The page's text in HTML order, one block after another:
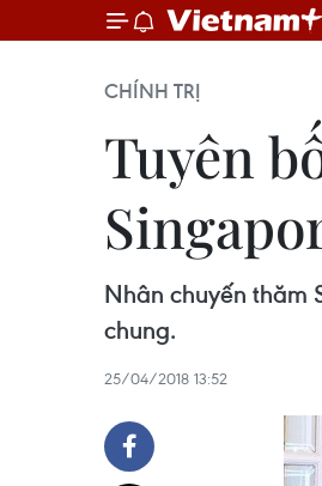
CHÍNH TRỊ
Tuyên
Nhân chuyến thăm
chung.
25/04/2018 13:52